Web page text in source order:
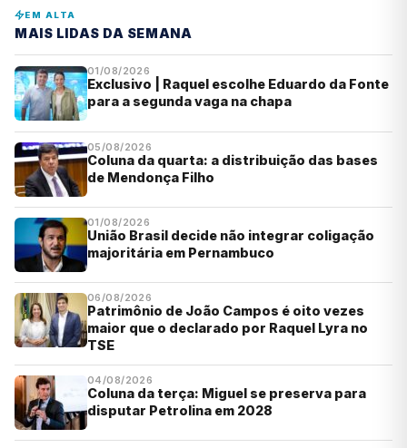
EM ALTA
MAIS LIDAS DA SEMANA
01/08/2026
Exclusivo | Raquel escolhe Eduardo da Fonte
para a segunda vaga na chapa
05/08/2026
Coluna da quarta: a distribuição das bases
de Mendonça Filho
01/08/2026
União Brasil decide não integrar coligação
majoritária em Pernambuco
06/08/2026
Patrimônio de João Campos é oito vezes
maior que o declarado por Raquel Lyra no
TSE
04/08/2026
Coluna da terça: Miguel se preserva para
disputar Petrolina em 2028